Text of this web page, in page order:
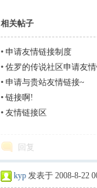
相关帖子
• 申请友情链接制度
• 佐罗的传说社区申请友
• 申请与贵站友情链接~
• 链接啊!
• 友情链接区
回复
kyp 发表于 2008-8-22